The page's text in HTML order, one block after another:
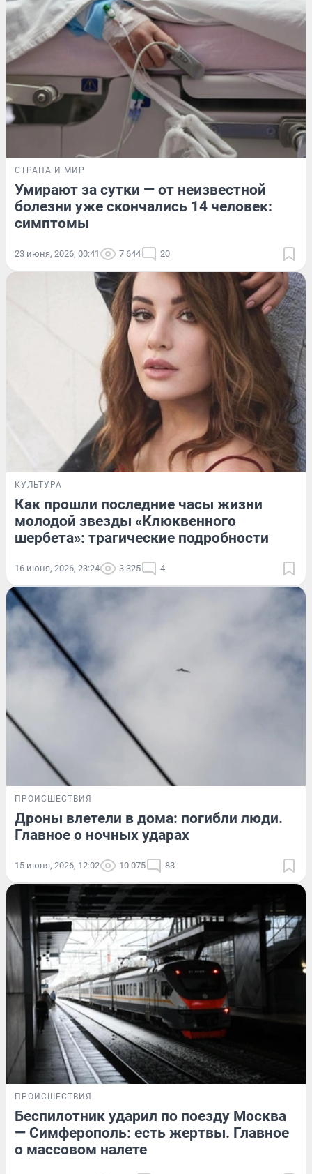
СТРАНА И МИР
Умирают за сутки — от неизвестной
болезни уже скончались 14 человек:
симптомы
23 июня, 2026, 00:41 7 644 20
КУЛЬТУРА
Как прошли последние часы жизни
молодой звезды «Клюквенного
шербета»: трагические подробности
16 июня, 2026, 23:24 3 325 4
ПРОИСШЕСТВИЯ
Дроны влетели в дома: погибли люди.
Главное о ночных ударах
15 июня, 2026, 12:02 10 075 83
ПРОИСШЕСТВИЯ
Беспилотник ударил по поезду Москва
— Симферополь: есть жертвы. Главное
о массовом налете